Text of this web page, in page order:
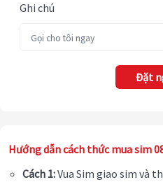
Ghi chú
Đặt
Hướng dẫn cách thức mua sim
Cách 1:Vua Sim giao sim và